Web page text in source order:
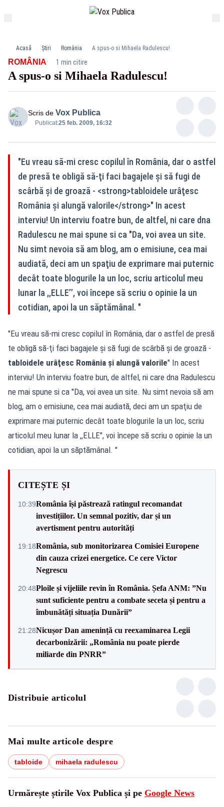
Acasă Știri România A spus-o si Mihaela Radulescu!
ROMÂNIA· 1 min citire
A spus-o si Mihaela Radulescu!
Scris de Vox Publica
Publicat:25 feb. 2009, 16:32
"Eu vreau să-mi cresc copilul în România, dar o astfel
de presă te obligă să-ţi faci bagajele şi să fugi de
scârbă şi de groază - <strong>tabloidele urâţesc
România şi alungă valorile</strong>" In acest
interviu! Un interviu foatre bun, de altfel, ni care dna
Radulescu ne mai spune si ca "Da, voi avea un site.
Nu simt nevoia să am blog, am o emisiune, cea mai
audiată, deci am un spaţiu de exprimare mai puternic
decât toate blogurile la un loc, scriu articolul meu
lunar la ,,ELLE’’, voi începe să scriu o opinie la un
cotidian, apoi la un săptămânal. "
"Eu vreau să-mi cresc copilul în România, dar o astfel de presă
te obligă să-ţi faci bagajele şi să fugi de scârbă şi de groază -
tabloidele urâţesc România şi alungă valorile" In acest
interviu! Un interviu foatre bun, de altfel, ni care dna Radulescu
ne mai spune si ca "Da, voi avea un site. Nu simt nevoia să am
blog, am o emisiune, cea mai audiată, deci am un spaţiu de
exprimare mai puternic decât toate blogurile la un loc, scriu
articolul meu lunar la ,,ELLE’’, voi începe să scriu o opinie la un
cotidian, apoi la un săptămânal. "
CITEȘTE ȘI
10:39România își păstrează ratingul recomandat
investițiilor. Un semnal pozitiv, dar și un
avertisment pentru autorități
19:18România, sub monitorizarea Comisiei Europene
din cauza crizei energetice. Ce cere Victor
Negrescu
20:48Ploile și vijeliile revin în România. Șefa ANM: ”Nu
sunt suficiente pentru a combate seceta și pentru a
îmbunătăți situația Dunării”
21:28Nicușor Dan amenință cu reexaminarea Legii
decarbonizării: „România nu poate pierde
miliarde din PNRR”
Distribuie articolul
Mai multe articole despre
tabloide mihaela radulescu
Urmărește știrile Vox Publica și pe Google News